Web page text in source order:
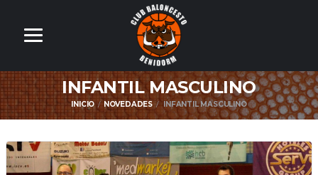
INFANTIL MASCULINO
INICIO NOVEDADES INFANTIL MASCULINO